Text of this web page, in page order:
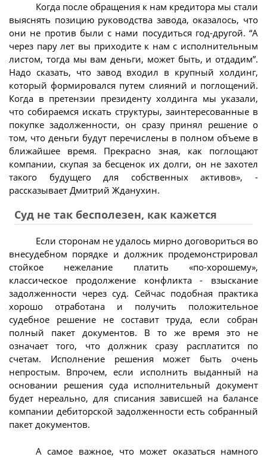
Когда после обращения к нам кредитора мы стали
выяснять позицию руководства завода, оказалось, что
они не против были с нами посудиться год-другой. “А
через пару лет вы приходите к нам с исполнительным
листом, тогда мы вам деньги, может быть, и отдадим”.
Надо сказать, что завод входил в крупный холдинг,
который формировался путем слияний и поглощений.
Когда в претензии президенту холдинга мы указали,
что собираемся искать структуры, заинтересованные в
покупке задолженности, он сразу принял решение о
том, что деньги будут перечислены в полном объеме в
ближайшее время. Прекрасно зная, как поглощают
компании, скупая за бесценок их долги, он не захотел
такого будущего для собственных активов», -
рассказывает Дмитрий Жданухин.
Суд не так бесполезен, как кажется
Если сторонам не удалось мирно договориться во
внесудебном порядке и должник продемонстрировал
стойкое нежелание платить «по-хорошему»,
классическое продолжение конфликта - взыскание
задолженности через суд. Сейчас подобная практика
хорошо отработана и получить положительное
судебное решение не составит труда, если собран
полный пакет документов. В то же время это не
означает того, что должник сразу расплатится по
счетам. Исполнение решения может быть очень
непростым. Впрочем, если исполнить выданный на
основании решения суда исполнительный документ
будет нереально, для списания зависшей на балансе
компании дебиторской задолженности есть собранный
пакет документов.
А самое важное, что может оказаться намного